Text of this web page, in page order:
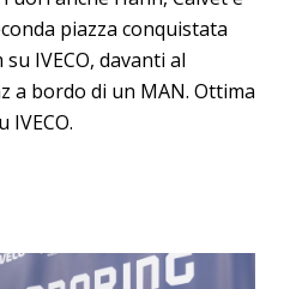
piazza conquistata
IVECO, davanti al
a bordo di un MAN. Ottima
IVECO.